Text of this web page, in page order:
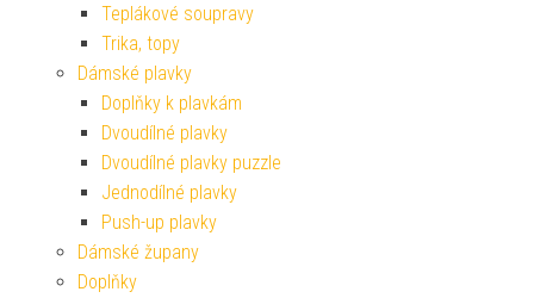
Teplákové soupravy
Trika, topy
Dámské plavky
Doplňky k plavkám
Dvoudílné plavky
Dvoudílné plavky puzzle
Jednodílné plavky
Push-up plavky
Dámské župany
Doplňky